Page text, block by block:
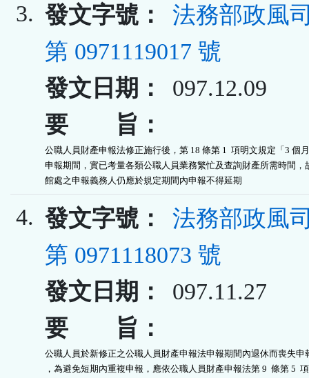
3. 發文字號：
法務部政風
第 0971119017 號
發文日期：
097.12.09
要 旨：
公職人員財產申報法修正施行後，第 18 條第 1  項明文規定「3 個
申報期間，實已考量各類公職人員業務繁忙及查詢財產所需時間，
館處之申報義務人仍應於規定期間內申報不得延期
4. 發文字號：
法務部政風
第 0971118073 號
發文日期：
097.11.27
要 旨：
公職人員於新修正之公職人員財產申報法申報期間內退休而喪失申
，為避免短期內重複申報，應依公職人員財產申報法第 9  條第 5